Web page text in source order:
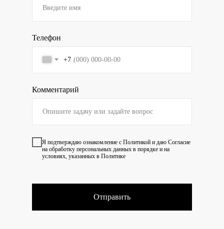
Телефон
+7
Комментарий
Я подтверждаю ознакомление с Политикой и даю Согласие
на обработку персональных данных в порядке и на
условиях, указанных в Политике
Отправить